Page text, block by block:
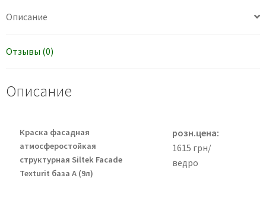
фасадная
структурная
Описание
Отзывы (0)
Описание
Краска фасадная
атмосферостойкая
структурная Siltek Facade
Texturit база А (9л)
розн.цена:
1615 грн/
ведро